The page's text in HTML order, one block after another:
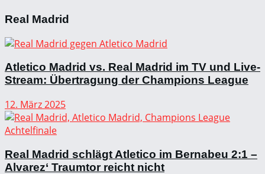
Real Madrid
Atletico Madrid vs. Real Madrid im TV und Live-
Stream: Übertragung der Champions League
12. März 2025
Real Madrid schlägt Atletico im Bernabeu 2:1 –
Alvarez‘ Traumtor reicht nicht